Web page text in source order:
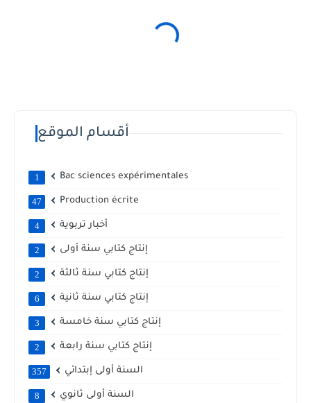
أقسام الموقع
Bac sciences expérimentales
1
Production écrite
47
أخبار تربوية 4
إنتاج كتابي سنة أولى 2
إنتاج كتابي سنة ثالثة 2
إنتاج كتابي سنة ثانية 6
إنتاج كتابي سنة خامسة 3
إنتاج كتابي سنة رابعة 2
السنة أولى إبتدائي 357
السنة أولى ثانوي 8